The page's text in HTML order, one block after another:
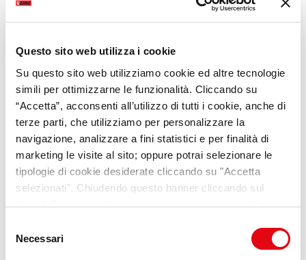
Questo sito web utilizza i cookie
Su questo sito web utilizziamo cookie ed altre tecnologie
simili per ottimizzarne le funzionalità. Cliccando su
“Accetta”, acconsenti all’utilizzo di tutti i cookie, anche di
terze parti, che utilizziamo per personalizzare la
navigazione, analizzare a fini statistici e per finalità di
marketing le visite al sito; oppure potrai selezionare le
tipologie di cookie desiderate cliccando su "Accetta
selezionati". Chiudendo questo banner cliccando sul
tasto “X” prosegui la navigazione e saranno attivati solo i
modificare le tue preferenze in ogni momento mediante il
link “Impostazione dei cookie” a fine pagina. Per ulteriori
delNecessari
VideoPilloleper chi cerca
opportunità e consigli sul
mondo del lavoro